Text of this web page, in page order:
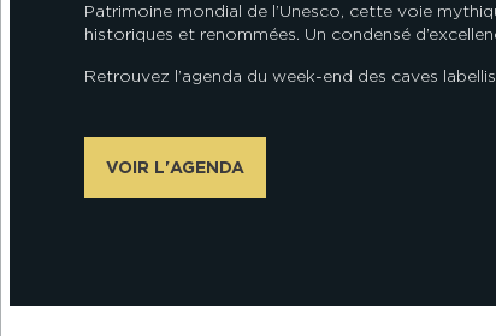
Patrimoine mondial de l’Unesco, cette voie
historiques et renommées. Un condensé
Retrouvez l’agenda du week-end des caves
VOIR L'AGENDA